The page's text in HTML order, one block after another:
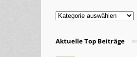
Kategorien
Aktuelle Top Beiträge